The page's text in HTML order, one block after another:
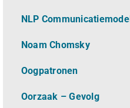
NLP Communicatiemodel
Noam Chomsky
Oogpatronen
Oorzaak – Gevolg